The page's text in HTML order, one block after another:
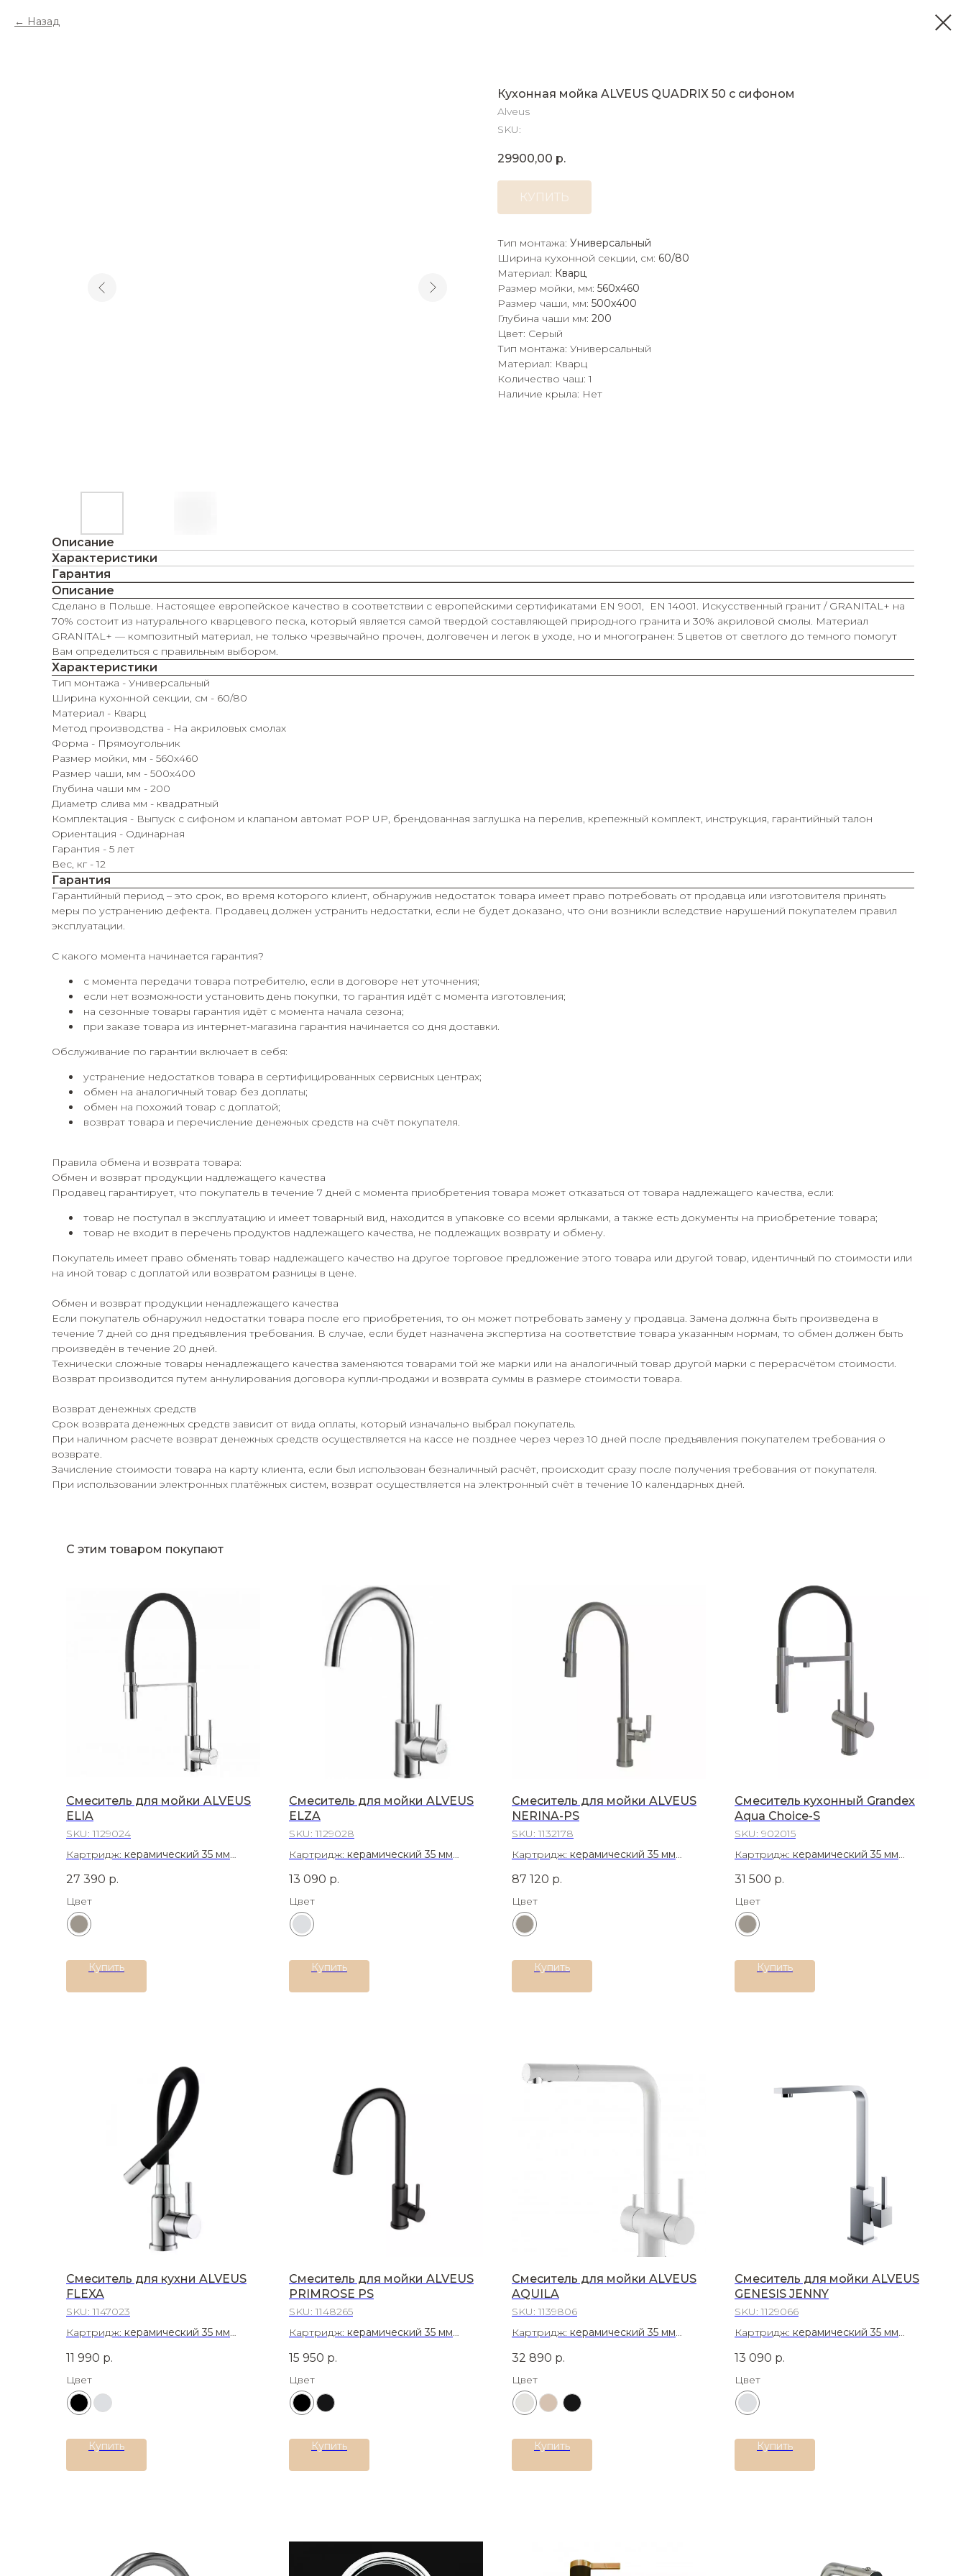
Назад
Кухонная мойка ALVEUS QUADRIX 50 с сифоном
Alveus
SKU:
29900,00 р.
КУПИТЬ
Тип монтажа: Универсальный
Ширина кухонной секции, см: 60/80
Материал: Кварц
Размер мойки, мм: 560х460
Размер чаши, мм: 500х400
Глубина чаши мм: 200
Цвет: Серый
Тип монтажа: Универсальный
Материал: Кварц
Количество чаш: 1
Наличие крыла: Нет
Описание
Характеристики
Гарантия
Описание
Сделано в Польше. Настоящее европейское качество в соответствии с европейскими сертификатами EN 9001, EN 14001. Искусственный гранит / GRANITAL+ на
70% состоит из натурального кварцевого песка, который является самой твердой составляющей природного гранита и 30% акриловой смолы. Материал
GRANITAL+ — композитный материал, не только чрезвычайно прочен, долговечен и легок в уходе, но и многогранен: 5 цветов от светлого до темного помогут
Вам определиться с правильным выбором.
Характеристики
Тип монтажа - Универсальный
Ширина кухонной секции, см - 60/80
Материал - Кварц
Метод производства - На акриловых смолах
Форма - Прямоугольник
Размер мойки, мм - 560х460
Размер чаши, мм - 500х400
Глубина чаши мм - 200
Диаметр слива мм - квадратный
Комплектация - Выпуск с сифоном и клапаном автомат POP UP, брендованная заглушка на перелив, крепежный комплект, инструкция, гарантийный талон
Ориентация - Одинарная
Гарантия - 5 лет
Вес, кг - 12
Гарантия
Гарантийный период – это срок, во время которого клиент, обнаружив недостаток товара имеет право потребовать от продавца или изготовителя принять
меры по устранению дефекта. Продавец должен устранить недостатки, если не будет доказано, что они возникли вследствие нарушений покупателем правил
эксплуатации.
С какого момента начинается гарантия?
с момента передачи товара потребителю, если в договоре нет уточнения;
если нет возможности установить день покупки, то гарантия идёт с момента изготовления;
на сезонные товары гарантия идёт с момента начала сезона;
при заказе товара из интернет-магазина гарантия начинается со дня доставки.
Обслуживание по гарантии включает в себя:
устранение недостатков товара в сертифицированных сервисных центрах;
обмен на аналогичный товар без доплаты;
обмен на похожий товар с доплатой;
возврат товара и перечисление денежных средств на счёт покупателя.
Правила обмена и возврата товара:
Обмен и возврат продукции надлежащего качества
Продавец гарантирует, что покупатель в течение 7 дней с момента приобретения товара может отказаться от товара надлежащего качества, если:
товар не поступал в эксплуатацию и имеет товарный вид, находится в упаковке со всеми ярлыками, а также есть документы на приобретение товара;
товар не входит в перечень продуктов надлежащего качества, не подлежащих возврату и обмену.
Покупатель имеет право обменять товар надлежащего качество на другое торговое предложение этого товара или другой товар, идентичный по стоимости или
на иной товар с доплатой или возвратом разницы в цене.
Обмен и возврат продукции ненадлежащего качества
Если покупатель обнаружил недостатки товара после его приобретения, то он может потребовать замену у продавца. Замена должна быть произведена в
течение 7 дней со дня предъявления требования. В случае, если будет назначена экспертиза на соответствие товара указанным нормам, то обмен должен быть
произведён в течение 20 дней.
Технически сложные товары ненадлежащего качества заменяются товарами той же марки или на аналогичный товар другой марки с перерасчётом стоимости.
Возврат производится путем аннулирования договора купли-продажи и возврата суммы в размере стоимости товара.
Возврат денежных средств
Срок возврата денежных средств зависит от вида оплаты, который изначально выбрал покупатель.
При наличном расчете возврат денежных средств осуществляется на кассе не позднее через через 10 дней после предъявления покупателем требования о
возврате.
Зачисление стоимости товара на карту клиента, если был использован безналичный расчёт, происходит сразу после получения требования от покупателя.
При использовании электронных платёжных систем, возврат осуществляется на электронный счёт в течение 10 календарных дней.
С этим товаром покупают
Смеситель для мойки ALVEUS
ELIA
SKU: 1129024
Картридж: керамический 35 мм
27 390 р.
Цвет
Купить
Смеситель для мойки ALVEUS
ELZA
SKU: 1129028
Картридж: керамический 35 мм
13 090 р.
Цвет
Купить
Смеситель для мойки ALVEUS
NERINA-PS
SKU: 1132178
Картридж: керамический 35 мм
87 120 р.
Цвет
Купить
Смеситель кухонный Grandex
Aqua Choice-S
SKU: 902015
Картридж: керамический 35 мм
31 500 р.
Цвет
Купить
Смеситель для кухни ALVEUS
FLEXA
SKU: 1147023
Картридж: керамический 35 мм
11 990 р.
Цвет
Купить
Смеситель для мойки ALVEUS
PRIMROSE PS
SKU: 1148265
Картридж: керамический 35 мм
15 950 р.
Цвет
Купить
Смеситель для мойки ALVEUS
AQUILA
SKU: 1139806
Картридж: керамический 35 мм
32 890 р.
Цвет
Купить
Смеситель для мойки ALVEUS
GENESIS JENNY
SKU: 1129066
Картридж: керамический 35 мм
13 090 р.
Цвет
Купить